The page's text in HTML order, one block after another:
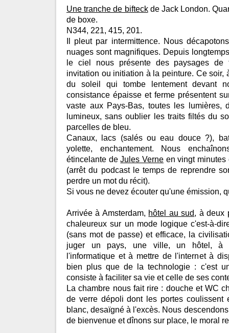
Une tranche de bifteckde Jack London.
de boxe.
N344, 221, 415, 201.
Il pleut par intermittence. Nous
nuages sont magnifiques. Depuis
le ciel nous présente des paysages de
invitation ou initiation à la peinture. Ce soir,
du soleil qui tombe lentement devant
consistance épaisse et ferme présentent
vaste aux Pays-Bas, toutes les lumières,
lumineux, sans oublier les traits filtés du
parcelles de bleu.
Canaux, lacs (salés ou eau douce ?),
yolette, enchantement. Nous
étincelante deJules Verne en vingt minutes
(arrêt du podcast le temps de reprendre
perdre un mot du récit).
Si vous ne devez écouter qu'une émission,
Arrivée à Amsterdam, hôtel au sud, à deux
chaleureux sur un mode logique c'est-à-
(sans mot de passe) et efficace, la
juger un pays, une ville, un hôtel, à
l'informatique et à mettre de l'internet à
bien plus que de la technologie : c'est
consiste à faciliter sa vie et celle de ses
La chambre nous fait rire : douche et WC
de verre dépoli dont les portes coulissent
blanc, desaïgné à l'excès. Nous
de bienvenue et dînons sur place, le moral